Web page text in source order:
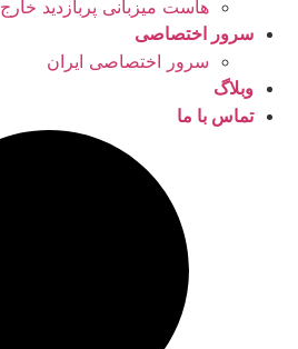
هاست میزبانی پربازدید خارج
سرور اختصاصی
سرور اختصاصی ایران
وبلاگ
تماس با ما